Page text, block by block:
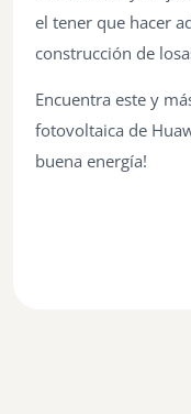
el tener que hacer
construcción de
Encuentra este y
fotovoltaica de
buena energía!